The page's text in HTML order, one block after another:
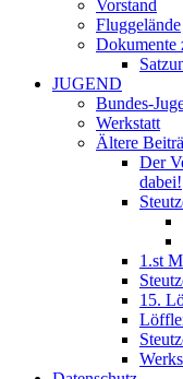
Vorstand
Fluggelände
Dokumente
JUGEND
Bundes-
Werkstatt
Ältere
Der
dabei!
1.st
15.